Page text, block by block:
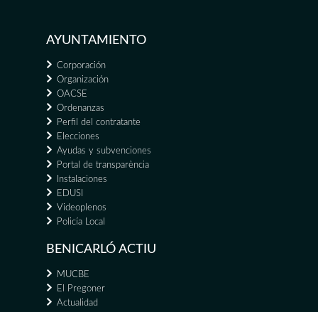
AYUNTAMIENTO
Corporación
Organización
OACSE
Ordenanzas
Perfil del contratante
Elecciones
Ayudas y subvenciones
Portal de transparència
Instalaciones
EDUSI
Videoplenos
Policía Local
BENICARLÓ ACTIU
MUCBE
El Pregoner
Actualidad